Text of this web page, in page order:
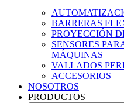
BARRERAS
PROYECCIÓN
SENSORES
MÁQUINAS
VALLADOS
ACCESORIOS
NOSOTROS
PRODUCTOS